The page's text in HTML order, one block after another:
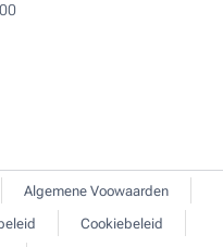
Algemene Voowaarden
Cookiebeleid